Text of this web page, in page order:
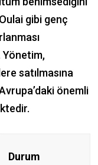
gibi genç
Yönetim,
satılmasına
önemli
Durum